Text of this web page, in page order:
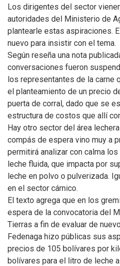
Los dirigentes del sector
autoridades del Ministerio de
plantearle estas aspiraciones.
nuevo para insistir con el tema.
Según reseña una nota
conversaciones fueron
los representantes de la carne
el planteamiento de un precio
puerta de corral, dado que se
estructura de costos que allí
Hay otro sector del área
compás de espera vino muy a
permitirá analizar con calma
leche fluida, que impacta por
leche en polvo o pulverizada.
en el sector cárnico.
El texto agrega que en los
espera de la convocatoria del
Tierras a fin de evaluar de
Fedenaga hizo públicas sus
precios de 105 bolívares por
bolívares para el litro de leche